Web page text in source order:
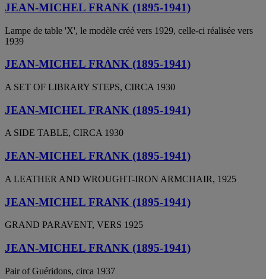
JEAN-MICHEL FRANK (1895-1941)
Lampe de table 'X', le modèle créé vers 1929, celle-ci réalisée vers
1939
JEAN-MICHEL FRANK (1895-1941)
A SET OF LIBRARY STEPS, CIRCA 1930
JEAN-MICHEL FRANK (1895-1941)
A SIDE TABLE, CIRCA 1930
JEAN-MICHEL FRANK (1895-1941)
A LEATHER AND WROUGHT-IRON ARMCHAIR, 1925
JEAN-MICHEL FRANK (1895-1941)
GRAND PARAVENT, VERS 1925
JEAN-MICHEL FRANK (1895-1941)
Pair of Guéridons, circa 1937